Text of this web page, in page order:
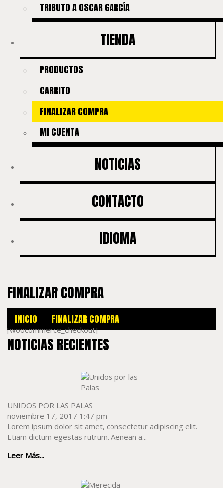
TRIBUTO A OSCAR GARCÍA
TIENDA
PRODUCTOS
CARRITO
FINALIZAR COMPRA
MI CUENTA
NOTICIAS
CONTACTO
IDIOMA
FINALIZAR COMPRA
INICIO FINALIZAR COMPRA
[woocommerce_checkout]
NOTICIAS RECIENTES
UNIDOS POR LAS PALAS
noviembre 17, 2017 1:47 pm
Lorem ipsum dolor sit amet, consectetur adipiscing elit.
Etiam dictum egestas rutrum. Aenean a...
Leer Más...